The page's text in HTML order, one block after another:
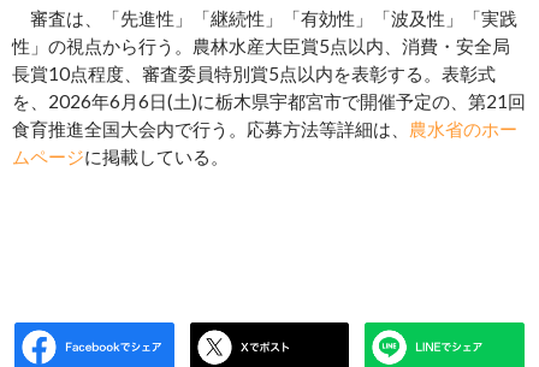
審査は、「先進性」「継続性」「有効性」「波及性」「実践
性」の視点から行う。農林水産大臣賞5点以内、消費・安全局
長賞10点程度、審査委員特別賞5点以内を表彰する。表彰式
を、2026年6月6日(土)に栃木県宇都宮市で開催予定の、第21回
食育推進全国大会内で行う。応募方法等詳細は、 農水省のホー
ムページに掲載している。